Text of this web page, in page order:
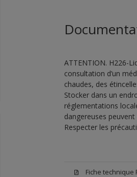
ATTENTION. H226-
consultation d’un
chaudes, des
Stocker dans un
réglementations
dangereuses
Respecter les
Fiche technique